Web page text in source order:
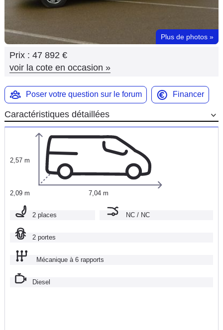
Forum
Moto
Marques
Plus de photos »
Prix : 47 892 €
voir la cote en occasion »
Poser votre question sur le forum Financer
Caractéristiques détaillées
2,57 m
2,09 m 7,04 m
2 places NC / NC
2 portes
Mécanique à 6 rapports
Diesel